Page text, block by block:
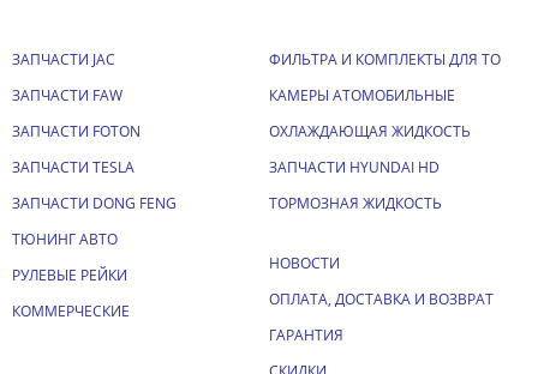
ЗАПЧАСТИ JAC
ЗАПЧАСТИ FAW
ЗАПЧАСТИ FOTON
ЗАПЧАСТИ TESLA
ЗАПЧАСТИ DONG FENG
ТЮНИНГ АВТО
РУЛЕВЫЕ РЕЙКИ
КОММЕРЧЕСКИЕ
ФИЛЬТРА И КОМПЛЕКТЫ ДЛЯ ТО
КАМЕРЫ АТОМОБИЛЬНЫЕ
ОХЛАЖДАЮЩАЯ ЖИДКОСТЬ
ЗАПЧАСТИ HYUNDAI HD
ТОРМОЗНАЯ ЖИДКОСТЬ
НОВОСТИ
ОПЛАТА, ДОСТАВКА И ВОЗВРАТ
ГАРАНТИЯ